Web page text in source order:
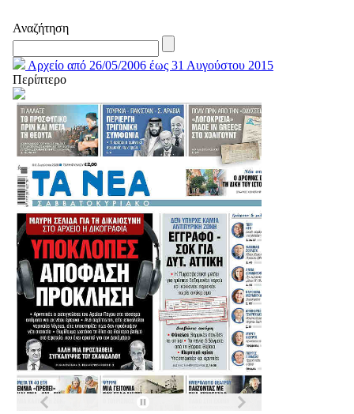
Αναζήτηση
Αρχείο από 26/05/2006 έως 31 Αυγούστου 2015
Περίπτερο